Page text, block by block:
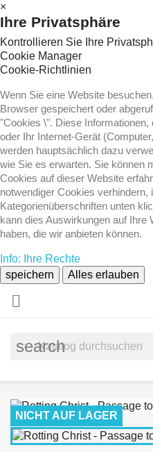
×
Ihre Privatsphäre
Kontrollieren Sie Ihre
Cookie Manager
Cookie-Richtlinien
Wenn Sie eine Website
Browser gespeichert oder
"Cookies \". Diese
oder Ihr Internet-Gerät
werden hauptsächlich dazu
wie Sie es erwarten. Sie können
Cookies auf dieser Website
notwendiger Cookies
Kategorienüberschriften unten
kann dies Auswirkungen auf Ihre
haben, die wir anbieten können.
Info: Ihre Rechte
speichern
Alles erlauben

search
NICHT AUF LAGER